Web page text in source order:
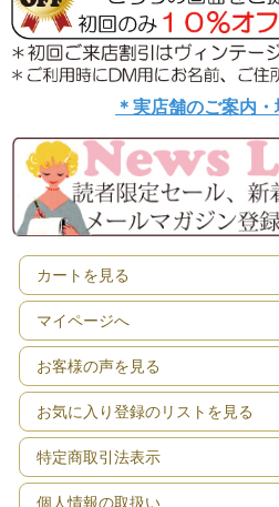
＊実店舗のご案内
カートを見る
マイページへ
お客様の声を見る
お気に入り登録のリストを見る
特定商取引法表示
個人情報の取扱い